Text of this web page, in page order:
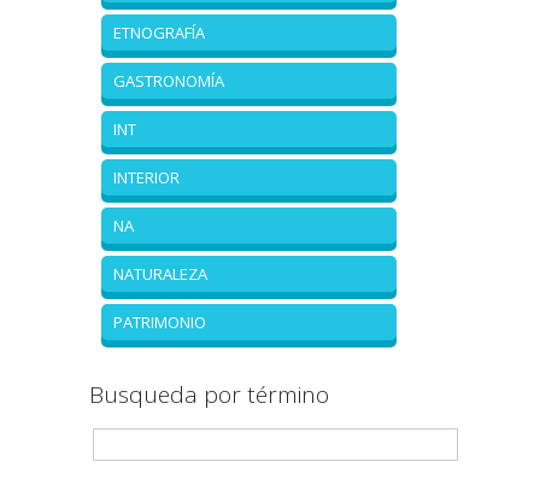
ETNOGRAFÍA
GASTRONOMÍA
INT
INTERIOR
NA
NATURALEZA
PATRIMONIO
Busqueda por término